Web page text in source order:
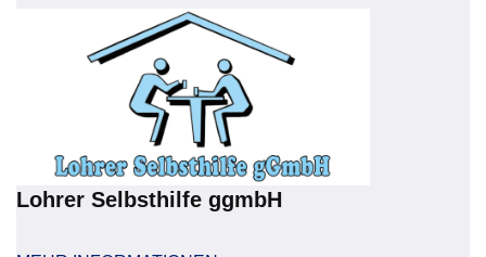
Lohrer Selbsthilfe ggmbH